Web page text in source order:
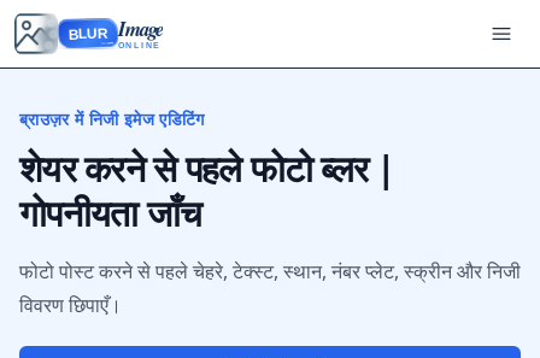
BLUR Image
ONLINE
ब्राउज़र में निजी इमेज एडिटिंग
शेयर करने से पहले फोटो ब्लर |
गोपनीयता जाँच
फोटो पोस्ट करने से पहले चेहरे, टेक्स्ट, स्थान, नंबर प्लेट, स्क्रीन और निजी
विवरण छिपाएँ।